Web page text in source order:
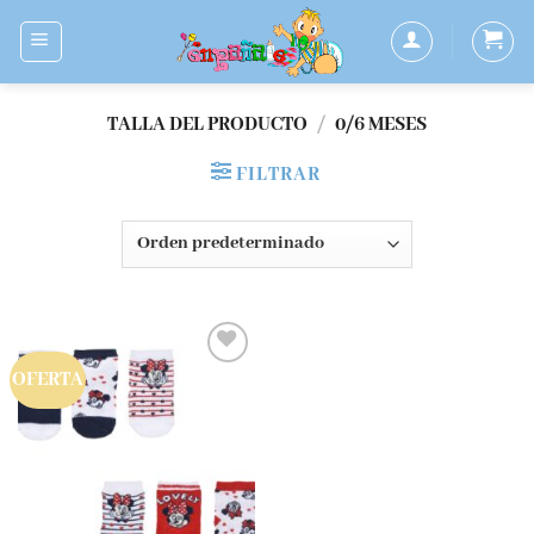
contenido
TALLA DEL PRODUCTO / 0/6 MESES
FILTRAR
OFERTA